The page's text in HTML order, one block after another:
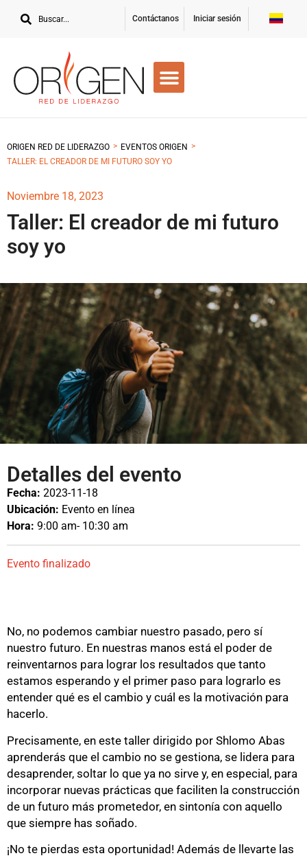
Contáctanos Iniciar sesión
ORIGEN RED DE LIDERAZGO > EVENTOS ORIGEN >
TALLER: EL CREADOR DE MI FUTURO SOY YO
Noviembre 18, 2023
Taller: El creador de mi futuro
soy yo
Detalles del evento
Fecha: 2023-11-18
Ubicación: Evento en línea
Hora: 9:00 am- 10:30 am
Evento finalizado
No, no podemos cambiar nuestro pasado, pero sí
nuestro futuro. En nuestras manos está el poder de
reinventarnos para lograr los resultados que tanto
estamos esperando y el primer paso para lograrlo es
entender qué es el cambio y cuál es la motivación para
hacerlo.
Precisamente, en este taller dirigido por Shlomo Abas
aprenderás que el cambio no se gestiona, se lidera para
desaprender, soltar lo que ya no sirve y, en especial, para
incorporar nuevas prácticas que faciliten la construcción
de un futuro más prometedor, en sintonía con aquello
que siempre has soñado.
¡No te pierdas esta oportunidad! Además de llevarte las